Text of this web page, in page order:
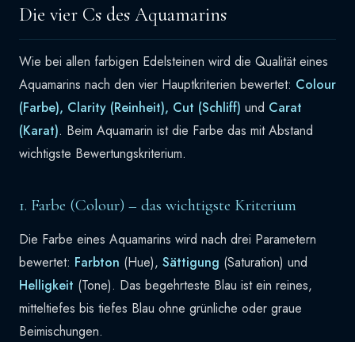
Die vier Cs des Aquamarins
Wie bei allen farbigen Edelsteinen wird die Qualität eines
Aquamarins nach den vier Hauptkriterien bewertet: Colour
(Farbe), Clarity (Reinheit), Cut (Schliff) und Carat
(Karat). Beim Aquamarin ist die Farbe das mit Abstand
wichtigste Bewertungskriterium.
1. Farbe (Colour) – das wichtigste Kriterium
Die Farbe eines Aquamarins wird nach drei Parametern
bewertet: Farbton (Hue), Sättigung (Saturation) und
Helligkeit (Tone). Das begehrteste Blau ist ein reines,
mitteltiefes bis tiefes Blau ohne grünliche oder graue
Beimischungen.